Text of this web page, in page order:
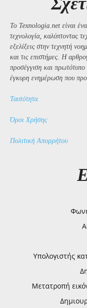
Το Texnologia.net είναι
τεχνολογία, καλύπτοντας
εξελίξεις στην τεχνητή
και τις επιστήμες. Η
προσέγγιση και πρωτότυπο
έγκυρη ενημέρωση που
Ταυτότητα
Όροι Χρήσης
Πολιτική Απορρήτου
Υπολογιστής
Μετατροπή